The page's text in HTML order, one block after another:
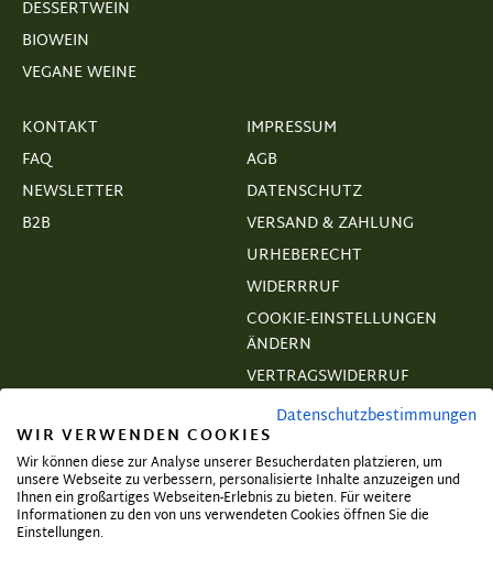
DESSERTWEIN
BIOWEIN
VEGANE WEINE
KONTAKT
FAQ
NEWSLETTER
B2B
IMPRESSUM
AGB
DATENSCHUTZ
VERSAND & ZAHLUNG
URHEBERECHT
WIDERRRUF
COOKIE-EINSTELLUNGEN
ÄNDERN
VERTRAGSWIDERRUF
Abonnieren und exklusive Angebote
sichern!
Datenschutzbestimmungen
WIR VERWENDEN COOKIES
Wir können diese zur Analyse unserer Besucherdaten platzieren, um
unsere Webseite zu verbessern, personalisierte Inhalte anzuzeigen und
Ihnen ein großartiges Webseiten-Erlebnis zu bieten. Für weitere
Informationen zu den von uns verwendeten Cookies öffnen Sie die
Einstellungen.